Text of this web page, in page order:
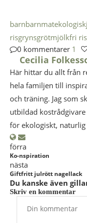
barnbarnmatekologisk
risgrynsgrötmjölkfri
0 kommentarer 1
Cecilia
Här hittar du allt från
hela familjen till
och träning. Jag som
utbildad
för ekologiskt,
förra
Ko-nspiration
nästa
Giftfritt julrött nagellack
Du kanske även
Skriv en kommentar